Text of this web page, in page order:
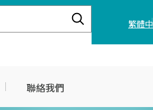
繁體
聯絡我們